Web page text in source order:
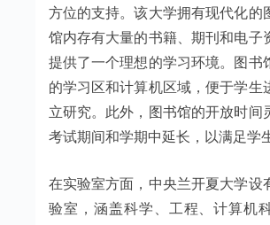
方位的支持。该大学拥有现代化的
馆内存有大量的书籍、期刊和电子
提供了一个理想的学习环境。图书
的学习区和计算机区域，便于学生
立研究。此外，图书馆的开放时间
考试期间和学期中延长，以满足学
在实验室方面，中央兰开夏大学设
验室，涵盖科学、工程、计算机